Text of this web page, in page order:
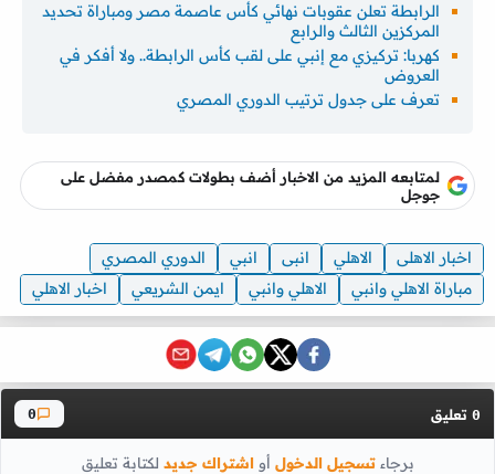
الرابطة تعلن عقوبات نهائي كأس عاصمة مصر ومباراة تحديد
المركزين الثالث والرابع
كهربا: تركيزي مع إنبي على لقب كأس الرابطة.. ولا أفكر في
العروض
تعرف على جدول ترتيب الدوري المصري
لمتابعه المزيد من الاخبار أضف بطولات كمصدر مفضل على
جوجل
اخبار الاهلى الاهلي انبى انبي
الدوري المصري
مباراة الاهلي وانبي
الاهلي وانبي ايمن الشريعي اخبار الاهلي
0 تعليق 0
برجاءتسجيل الدخول أواشتراك جديد لكتابة تعليق